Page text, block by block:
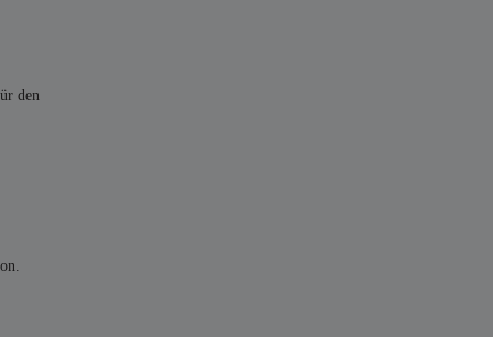
den